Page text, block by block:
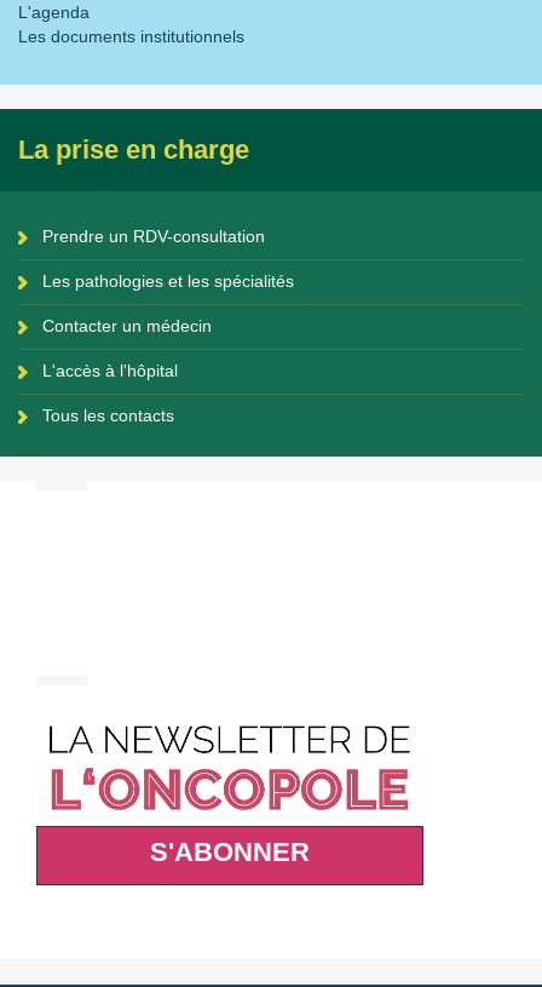
L'agenda
Les documents institutionnels
La prise en charge
Prendre un RDV-consultation
Les pathologies et les spécialités
Contacter un médecin
L'accès à l'hôpital
Tous les contacts
S'ABONNER